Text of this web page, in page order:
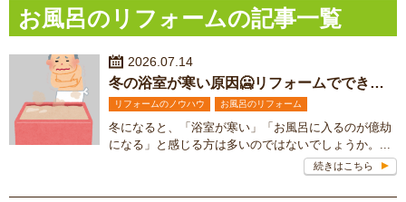
お風呂のリフォームの記事一覧
2026.07.14
冬の浴室が寒い原因🥶リフォームでできる寒さ対策
リフォームのノウハウ お風呂のリフォーム
冬になると、「浴室が寒い」「お風呂に入るのが億劫
になる」と感じる方は多いのではないでしょうか。...
続きはこちら